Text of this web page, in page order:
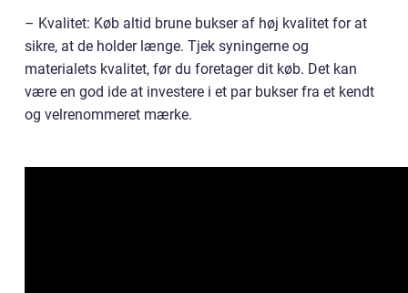
– Kvalitet: Køb altid brune bukser af høj kvalitet for at
sikre, at de holder længe. Tjek syningerne og
materialets kvalitet, før du foretager dit køb. Det kan
være en god ide at investere i et par bukser fra et kendt
og velrenommeret mærke.